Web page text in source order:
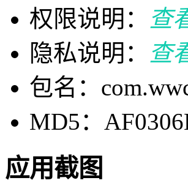
权限说明：
查
隐私说明：
查
包名：
MD5：
应用截图